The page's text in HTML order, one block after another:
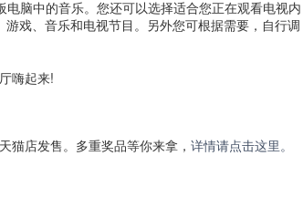
脑中的音乐。您还可以选择适合您正在观看电视内
戏、音乐和电视节目。另外您可根据需要，自行调
猫店发售。多重奖品等你来拿， 详情请点击这里。